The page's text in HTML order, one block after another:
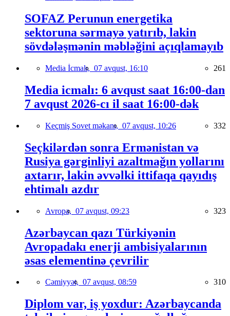
SOFAZ Perunun energetika
sektoruna sərmayə yatırıb, lakin
sövdələşmənin məbləğini açıqlamayıb
Media İcmalı, 07 avqust, 16:10 261
Media icmalı: 6 avqust saat 16:00-dan
7 avqust 2026-cı il saat 16:00-dək
Keçmiş Sovet məkanı, 07 avqust, 10:26 332
Seçkilərdən sonra Ermənistan və
Rusiya gərginliyi azaltmağın yollarını
axtarır, lakin əvvəlki ittifaqa qayıdış
ehtimalı azdır
Avropa, 07 avqust, 09:23 323
Azərbaycan qazı Türkiyənin
Avropadakı enerji ambisiyalarının
əsas elementinə çevrilir
Cəmiyyət, 07 avqust, 08:59 310
Diplom var, iş yoxdur: Azərbaycanda